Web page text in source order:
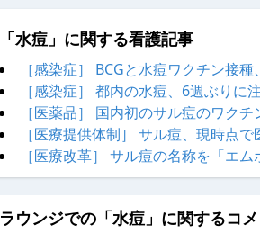
「水痘」に関する看護記事
［感染症］ BCGと水痘ワクチン接
［感染症］ 都内の水痘、6週ぶりに
［医薬品］ 国内初のサル痘のワク
［医療提供体制］ サル痘、現時点
［医療改革］ サル痘の名称を「エ
ラウンジでの「水痘」に関するコ